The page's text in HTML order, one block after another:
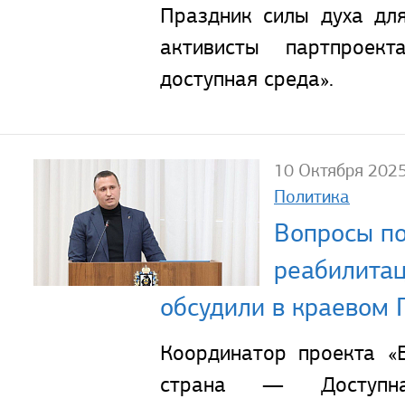
Праздник силы духа
активисты
доступная среда».
10 Октября
Политика
Вопросы
обсудили в краевом
Координатор проекта
страна —